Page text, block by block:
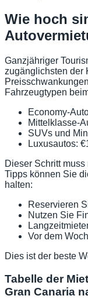
Wie hoch
Ganzjähriger
zugänglichsten der
Fahrzeugtypen
Economy-
Mittelklasse-
SUVs und
Luxusautos:
Dieser Schritt
Tipps können Sie
halten:
Reservieren
Nutzen Sie
Vor dem
Dies ist der beste
Tabelle der
Gran Canaria